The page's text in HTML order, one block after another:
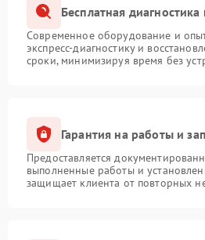
Бесплатная
Современное оборудование и
экспресс-диагностику и
сроки, минимизируя время без
Гарантия на работы и
Предоставляется
выполненные работы и
защищает клиента от повторных